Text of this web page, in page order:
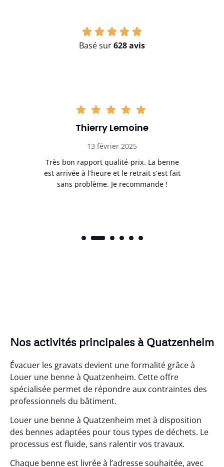
Basé sur628 avis
Thierry Lemoine
13 février 2025
Très bon rapport qualité-prix. La benne
est arrivée à l’heure et le retrait s’est fait
sans problème. Je recommande !
Nos activités principales à Quatzenheim
Évacuer les gravats devient une formalité grâce à
Louer une benne à Quatzenheim. Cette offre
spécialisée permet de répondre aux contraintes des
professionnels du bâtiment.
Louer une benne à Quatzenheim met à disposition
des bennes adaptées pour tous types de déchets. Le
processus est fluide, sans ralentir vos travaux.
Chaque benne est livrée à l’adresse souhaitée, avec